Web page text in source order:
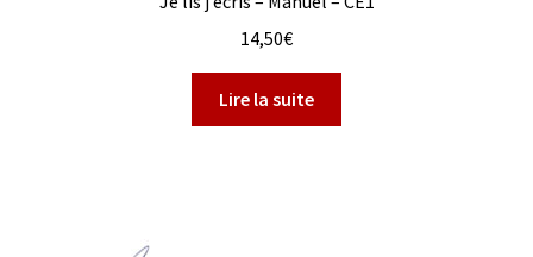
14,50€
Lire la suite